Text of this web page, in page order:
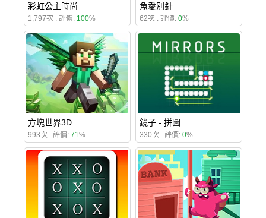
彩虹公主時尚
1,797次 . 評價: 100%
魚愛別針
62次 . 評價: 0%
方塊世界3D
993次 . 評價: 71%
鏡子 - 拼圖
330次 . 評價: 0%